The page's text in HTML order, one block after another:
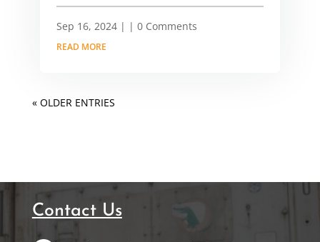
Sep 16, 2024| | 0 Comments
READ MORE
« OLDER ENTRIES
Contact Us